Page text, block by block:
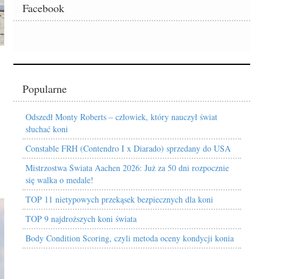
Facebook
Popularne
Odszedł Monty Roberts – człowiek, który nauczył świat
słuchać koni
Constable FRH (Contendro I x Diarado) sprzedany do USA
Mistrzostwa Świata Aachen 2026: Już za 50 dni rozpocznie
się walka o medale!
TOP 11 nietypowych przekąsek bezpiecznych dla koni
TOP 9 najdroższych koni świata
Body Condition Scoring, czyli metoda oceny kondycji konia